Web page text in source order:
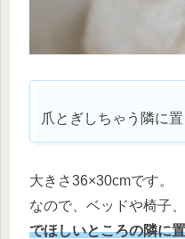
爪とぎしちゃう隣に
大きさ36×30cmです。
なので、ベッドや椅子
でほしいところの隣に